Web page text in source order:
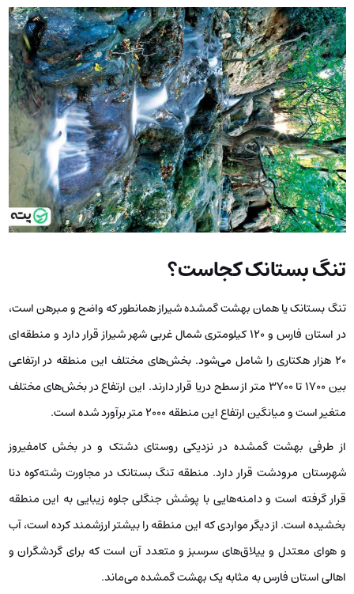
تنگ بستانک کجاست؟
تنگ بستانک یا همان بهشت گمشده شیراز همانطور که واضح و مبرهن است،
در استان فارس و 120 کیلومتری شمال غربی شهر شیراز قرار دارد و منطقه‌ای
20 هزار هکتاری را شامل می‌شود. بخش‌های مختلف این منطقه در ارتفاعی
بین 1700 تا 3700 متر از سطح دریا قرار دارند. این ارتفاع در بخش‌های مختلف
متغیر است و میانگین ارتفاع این منطقه 2000 متر برآورد شده است.
از طرفی بهشت گمشده در نزدیکی روستای دشتک و در بخش کامفیروز
شهرستان مرودشت قرار دارد. منطقه تنگ بستانک در مجاورت رشته‌کوه دنا
قرار گرفته است و دامنه‌هایی با پوشش جنگلی جلوه زیبایی به این منطقه
بخشیده است. از دیگر مواردی که این منطقه را بیشتر ارزشمند کرده است، آب
و هوای معتدل و ییلاق‌های سرسبز و متعدد آن است که برای گردشگران و
اهالی استان فارس به مثابه یک بهشت گمشده می‌ماند.